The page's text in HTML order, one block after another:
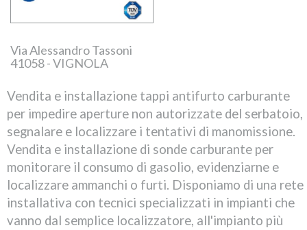
Via Alessandro Tassoni
41058 - VIGNOLA
Vendita e installazione tappi antifurto carburante
per impedire aperture non autorizzate del serbatoio,
segnalare e localizzare i tentativi di manomissione.
Vendita e installazione di sonde carburante per
monitorare il consumo di gasolio, evidenziarne e
localizzare ammanchi o furti. Disponiamo di una rete
installativa con tecnici specializzati in impianti che
vanno dal semplice localizzatore, all'impianto più